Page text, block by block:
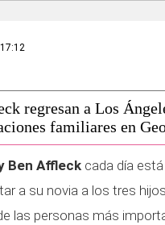
regresan a Los
familiares en
Ben Affleck cada día
a su novia a los tres
las personas más